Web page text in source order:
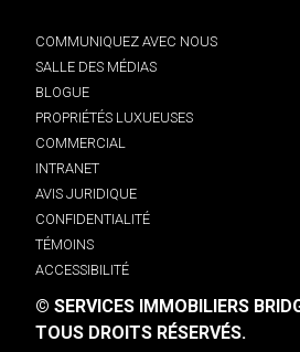
COMMUNIQUEZ AVEC NOUS
SALLE DES MÉDIAS
BLOGUE
PROPRIÉTÉS LUXUEUSES
COMMERCIAL
INTRANET
AVIS JURIDIQUE
CONFIDENTIALITÉ
TÉMOINS
ACCESSIBILITÉ
© SERVICES IMMOBILIERS
TOUS DROITS RÉSERVÉS.